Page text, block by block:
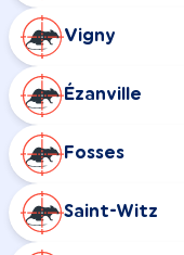
Vigny
Ézanville
Fosses
Saint-Witz